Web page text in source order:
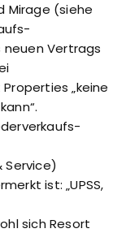
Mirage (siehe
neuen Vertrags
„keine
Service)
ist: „UPSS,
sich Resort